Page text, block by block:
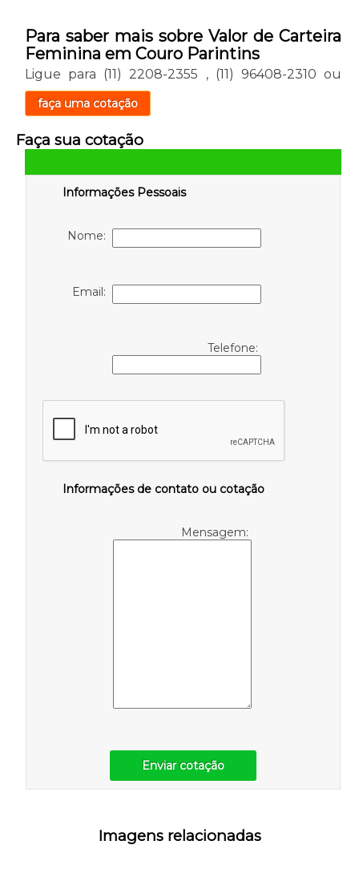
Para saber mais sobre Valor de Carteira
Feminina em Couro Parintins
Ligue para (11) 2208-2355 , (11) 96408-2310 ou
faça uma cotação
Faça sua cotação
Informações Pessoais
Nome:
Email:
Telefone:
Informações de contato ou cotação
Mensagem:
Enviar cotação
Imagens relacionadas